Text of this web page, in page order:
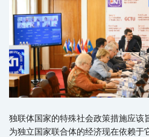
独联体国家的特殊社会政策措施应该
为独立国家联合体的经济现在依赖于